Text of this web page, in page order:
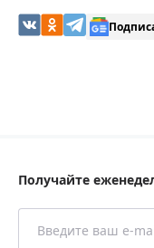
Получайте